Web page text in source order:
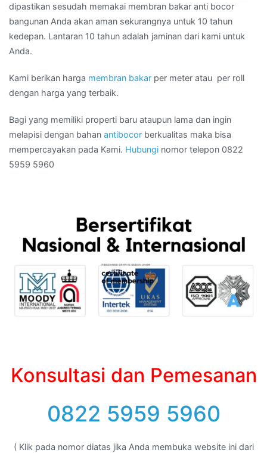
dipastikan sesudah memakai membran bakar anti bocor
bangunan Anda akan aman sekurangnya untuk 10 tahun
kedepan. Lantaran 10 tahun adalah jaminan dari kami untuk
Anda.
Kami berikan harga membran bakar per meter atau per roll
dengan harga yang terbaik.
Bagi yang memiliki properti baru ataupun lama dan ingin
melapisi dengan bahan antibocor berkualitas maka bisa
mempercayakan pada Kami. Hubungi nomor telepon 0822
5959 5960
Konsultasi dan Pemesanan
0822 5959 5960
( Klik pada nomor diatas jika Anda membuka website ini dari